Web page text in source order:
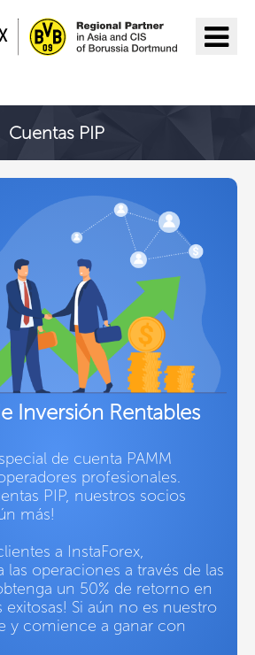
Cuentas PIP
Inversión Rentables
de cuenta PAMM
profesionales.
PIP, nuestros socios
más!
a InstaForex,
las operaciones a través de las
un 50% de retorno en
exitosas! Si aún no es nuestro
y comience a ganar con